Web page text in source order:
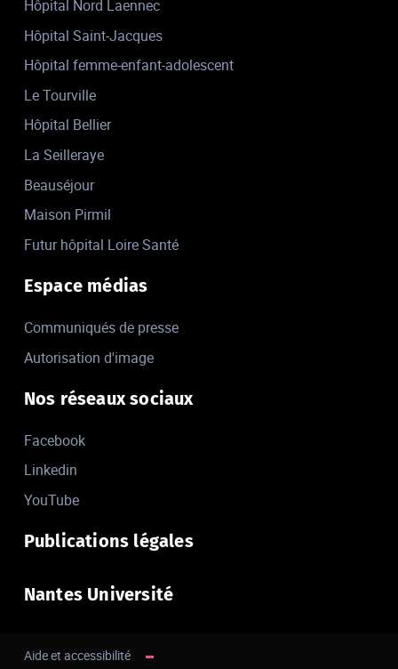
Hôpital Nord Laennec
Hôpital Saint-Jacques
Hôpital femme-enfant-adolescent
Le Tourville
Hôpital Bellier
La Seilleraye
Beauséjour
Maison Pirmil
Futur hôpital Loire Santé
Espace médias
Communiqués de presse
Autorisation d'image
Nos réseaux sociaux
Facebook
Linkedin
YouTube
Publications légales
Nantes Université
Aide et accessibilité